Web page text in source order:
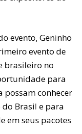
evento, Geninho
evento de
brasileiro no
para
possam conhecer
Brasil e para
em seus pacotes